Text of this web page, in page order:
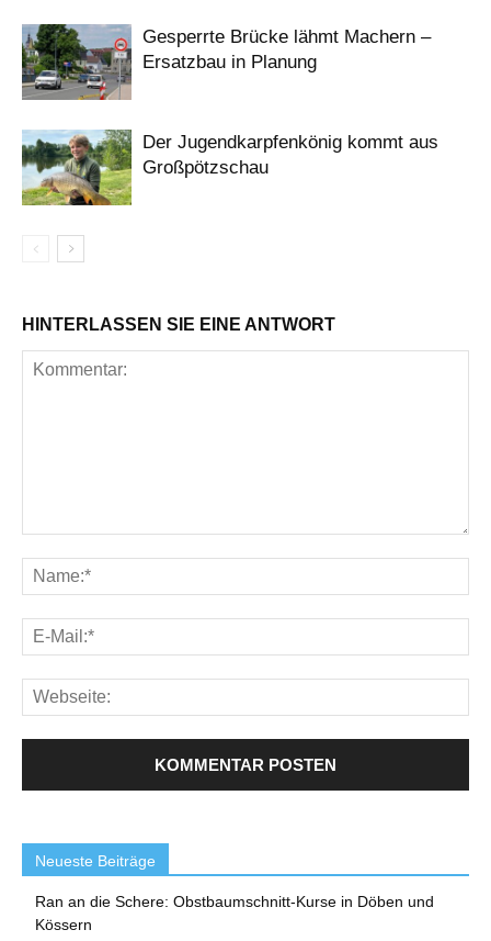
Gesperrte Brücke lähmt Machern –
Ersatzbau in Planung
Der Jugendkarpfenkönig kommt aus
Großpötzschau
HINTERLASSEN SIE EINE ANTWORT
Neueste Beiträge
Ran an die Schere: Obstbaumschnitt-Kurse in Döben und
Kössern